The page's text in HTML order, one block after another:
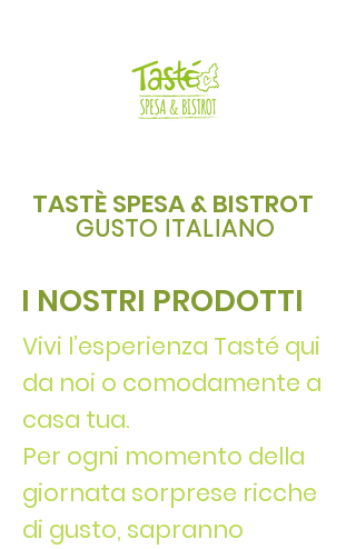
TASTÈ SPESA & BISTROT
GUSTO ITALIANO
I NOSTRI PRODOTTI
Vivi l’esperienza Tasté qui
da noi o comodamente a
casa tua.
Per ogni momento della
giornata sorprese ricche
di gusto, sapranno